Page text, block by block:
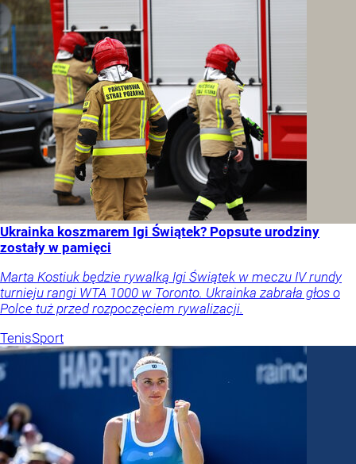
Ukrainka koszmarem Igi Świątek? Popsute urodziny
zostały w pamięci
Marta Kostiuk będzie rywalką Igi Świątek w meczu IV rundy
turnieju rangi WTA 1000 w Toronto. Ukrainka zabrała głos o
Polce tuż przed rozpoczęciem rywalizacji.
TenisSport